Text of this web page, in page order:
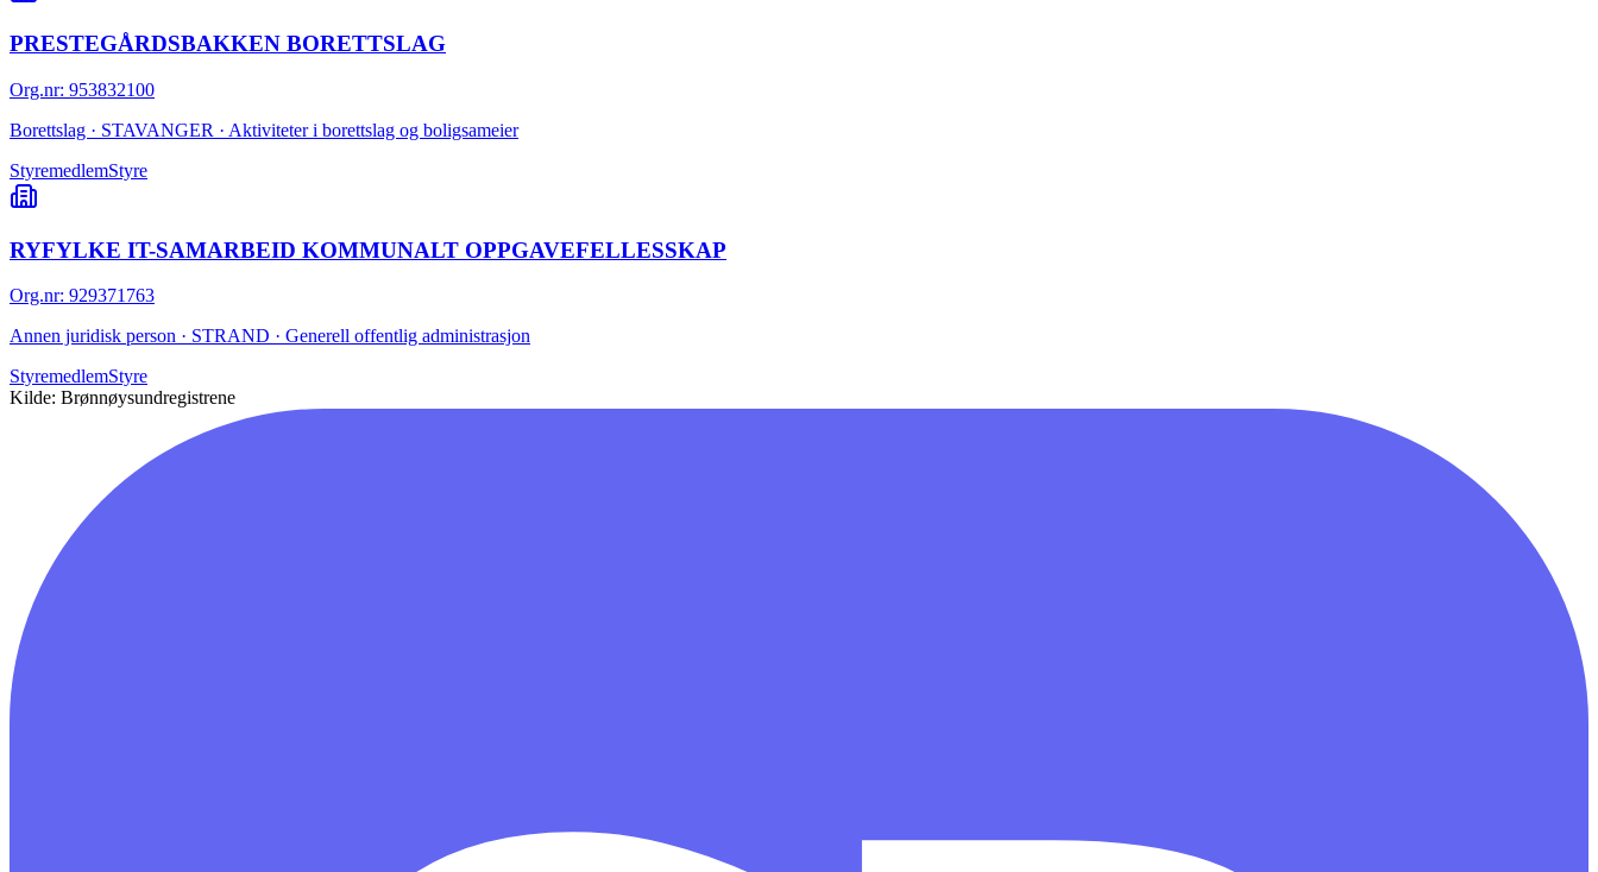
PRESTEGÅRDSBAKKEN BORETTSLAG
Org.nr: 953832100
Borettslag · STAVANGER · Aktiviteter i borettslag og boligsameier
StyremedlemStyre
RYFYLKE IT-SAMARBEID KOMMUNALT OPPGAVEFELLESSKAP
Org.nr: 929371763
Annen juridisk person · STRAND · Generell offentlig administrasjon
StyremedlemStyre
Kilde: Brønnøysundregistrene